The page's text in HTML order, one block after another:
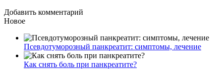
Добавить комментарий
Новое
Псевдотуморозный панкреатит: симптомы, лечение
Как снять боль при панкреатите?